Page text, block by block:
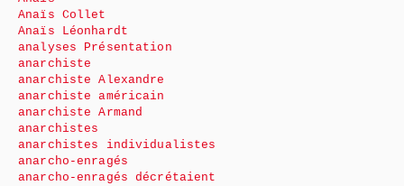
Anaïs Collet
Anaïs Léonhardt
analyses Présentation
anarchiste
anarchiste Alexandre
anarchiste américain
anarchiste Armand
anarchistes
anarchistes individualistes
anarcho-enragés
anarcho-enragés décrétaient